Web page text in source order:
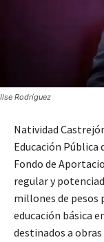
Ilse Rodríguez
Natividad
Educación Pública
Fondo de
regular y
millones de
educación básica
destinados a